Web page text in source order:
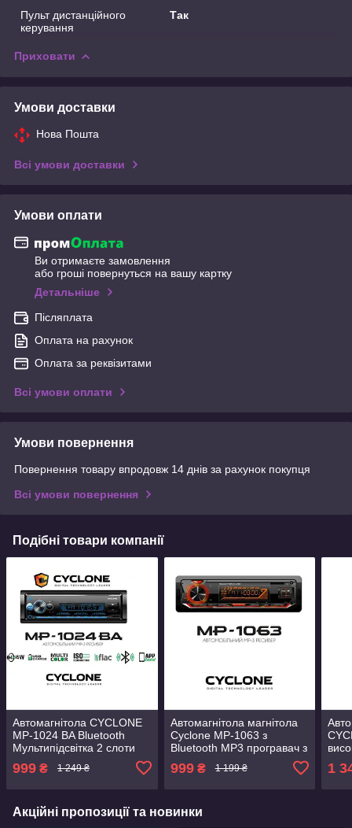
Пульт дистанційного
керування
Так
Приховати
Умови доставки
Нова Пошта
Всі умови доставки
Умови оплати
Ви отримаєте замовлення
або гроші повернуться на вашу картку
Детальніше
Післяплата
Оплата на рахунок
Оплата за реквізитами
Всі умови оплати
Умови повернення
Повернення товару впродовж 14 днів за рахунок покупця
Всі умови повернення
Подібні товари компанії
Автомагнітола CYCLONE
MP-1024 BA Bluetooth
Мультипідсвітка 2 слоти
USB Пульт ДК потужність
4х45 Вт 2 лінійні
999 ₴ 1 249 ₴
Автомагнітола магнітола
Cyclone MP-1063 з
Bluetooth MP3 програвач з
різнокольорова підсвітка
999₴ 1 199 ₴ 1
Акційні пропозиції та новинки